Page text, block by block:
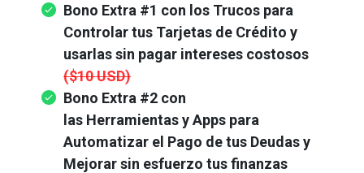
Bono Extra #1 con los Trucos para
Controlar tus Tarjetas de Crédito y
usarlas sin pagar intereses costosos
($10 USD)
Bono Extra #2 con
las HerramientasyApps para
Automatizar el Pago de tus Deudas y
Mejorar sin esfuerzo tus finanzas